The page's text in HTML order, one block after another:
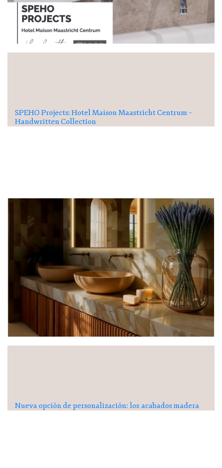
SPEHO Projects: Hotel Maison Maastricht Centrum –
Handwritten Collection
Nueva opción de personalización: los acabados madera